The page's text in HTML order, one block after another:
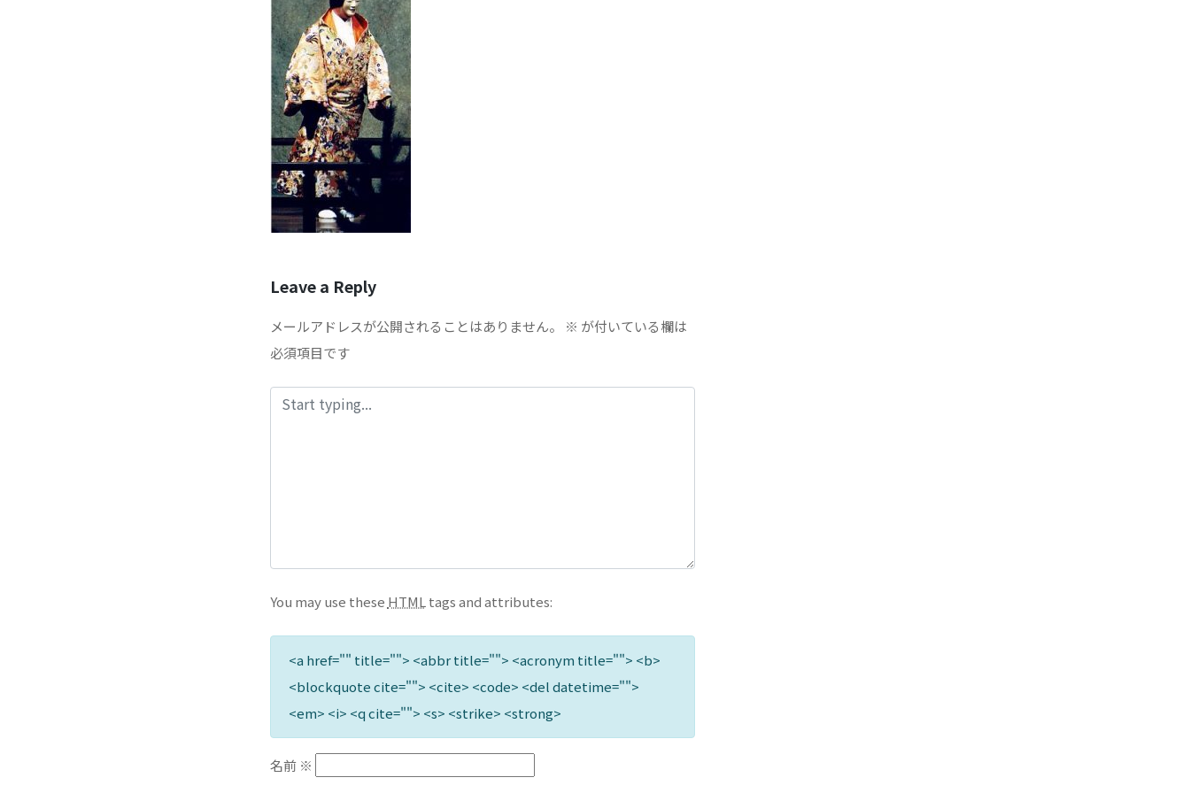
Leave a Reply
メールアドレスが公開されることはありません。 ※ が付いている欄は
必須項目です
You may use these HTML tags and attributes:
<a href="" title=""> <abbr title=""> <acronym title=""> <b>
<blockquote cite=""> <cite> <code> <del datetime="">
<em> <i> <q cite=""> <s> <strike> <strong>
名前 ※